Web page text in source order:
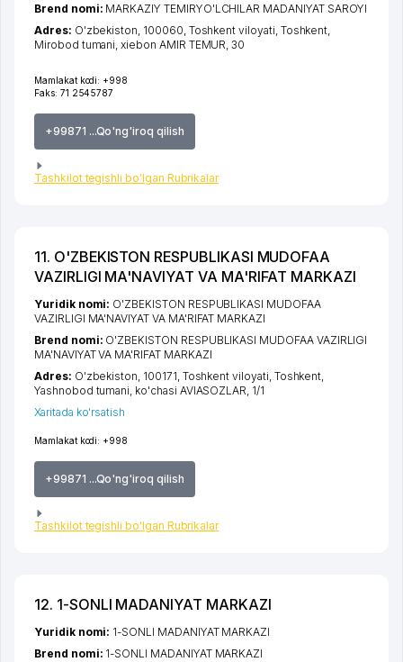
Mamlakat kodi: +998
Faks: 71 2545787
+99871 ...Qo'ng'iroq qilish
Tashkilot tegishli bo'lgan Rubrikalar
Brend nomi: MARKAZIY TEMIRYO'LCHILAR MADANIYAT SAROYI
Adres: O'zbekiston, 100060, Toshkent viloyati Toshkent
Mirobod tumani ,xiеbon AMIR TEMUR , 30
11. O'ZBEKISTON RESPUBLIKASI MUDOFAA
VAZIRLIGI MA'NAVIYAT VA MA'RIFAT MARKAZI
Mamlakat kodi: +998
+99871 ...Qo'ng'iroq qilish
Tashkilot tegishli bo'lgan Rubrikalar
Yuridik nomi: O'ZBEKISTON RESPUBLIKASI MUDOFAA
VAZIRLIGI MA'NAVIYAT VA MA'RIFAT MARKAZI
Brend nomi: O'ZBEKISTON RESPUBLIKASI MUDOFAA VAZIRLIGI
MA'NAVIYAT VA MA'RIFAT MARKAZI
Adres: O'zbekiston, 100171, Toshkent viloyati, Toshkent,
Yashnobod tumani, ko'chasi AVIASOZLAR, 1/1
Xaritada ko'rsatish
12. 1-SONLI MADANIYAT MARKAZI
Yuridik nomi: 1-SONLI MADANIYAT MARKAZI
Brend nomi: 1-SONLI MADANIYAT MARKAZI